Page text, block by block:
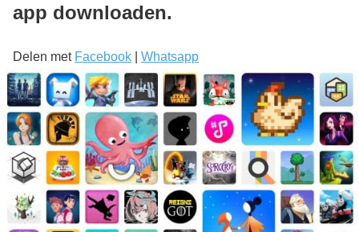
app downloaden.
Delen met Facebook Whatsapp